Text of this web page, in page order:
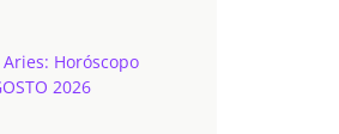
Aries: Horóscopo
2026